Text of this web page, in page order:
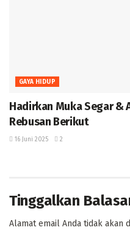
GAYA HIDUP
Hadirkan Muka Segar &
Rebusan Berikut
16 Juni 2025 2
Tinggalkan
Alamat email Anda tidak akan